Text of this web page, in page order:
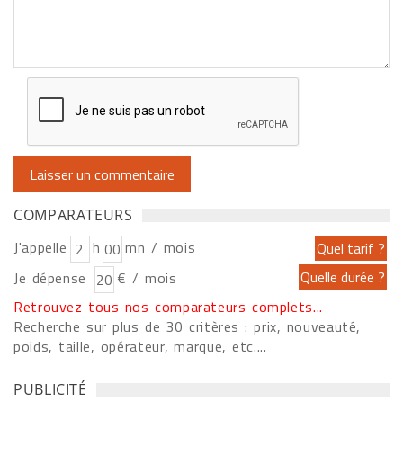
COMPARATEURS
J'appelle h
mn / mois
Je dépense
€ / mois
Retrouvez tous nos comparateurs complets...
Recherche sur plus de 30 critères : prix, nouveauté,
poids, taille, opérateur, marque, etc....
PUBLICITÉ